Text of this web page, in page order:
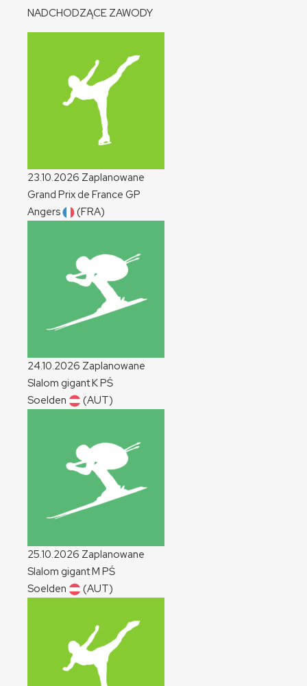
NADCHODZĄCE ZAWODY
23.10.2026 Zaplanowane
Grand Prix de France GP
Angers
(FRA)
24.10.2026 Zaplanowane
Slalom gigantKPŚ
Soelden
(AUT)
25.10.2026 Zaplanowane
Slalom gigantM PŚ
Soelden
(AUT)